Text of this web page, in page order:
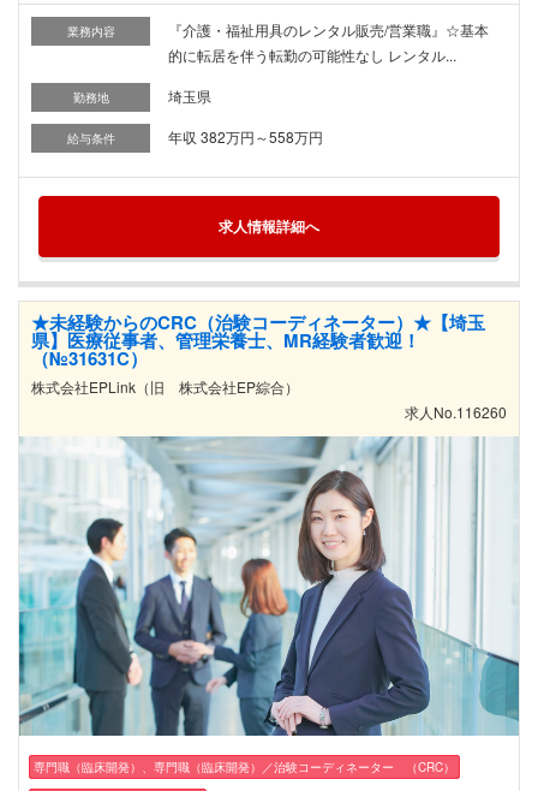
業務内容
『介護・福祉用具のレンタル販売/営業職』☆基本
的に転居を伴う転勤の可能性なし レンタル...
勤務地 埼玉県
給与条件 年収 382万円～558万円
求人情報詳細へ
★未経験からのCRC（治験コーディネーター）★【埼玉
県】医療従事者、管理栄養士、MR経験者歓迎！
（№31631C）
株式会社EPLink（旧 株式会社EP綜合）
求人No.116260
専門職（臨床開発）、専門職（臨床開発）／治験コーディネーター （CRC）